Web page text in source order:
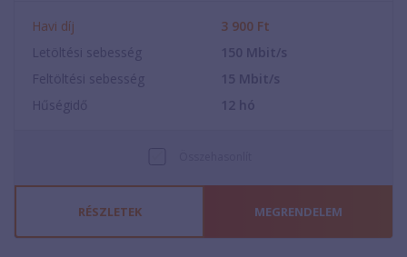
Havi díj 3 900 Ft
Letöltési sebesség
150 Mbit/s
Feltöltési sebesség
15 Mbit/s
Hűségidő
12 hó
RÉSZLETEK MEGRENDELEM